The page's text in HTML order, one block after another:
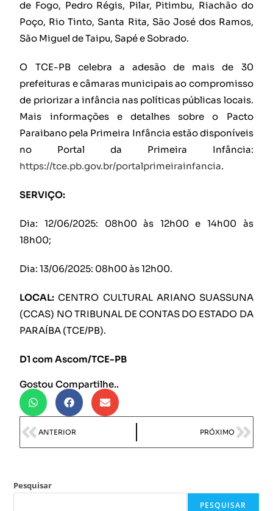
de Fogo, Pedro Régis, Pilar, Pitimbu, Riachão do
Poço, Rio Tinto, Santa Rita, São José dos Ramos,
São Miguel de Taipu, Sapé e Sobrado.
O TCE-PB celebra a adesão de mais de 30
prefeituras e câmaras municipais ao compromisso
de priorizar a infância nas políticas públicas locais.
Mais informações e detalhes sobre o Pacto
Paraibano pela Primeira Infância estão disponíveis
no Portal da Primeira Infância:
https://tce.pb.gov.br/portalprimeirainfancia.
SERVIÇO:
Dia: 12/06/2025: 08h00 às 12h00 e 14h00 às
18h00;
Dia: 13/06/2025: 08h00 às 12h00.
LOCAL: CENTRO CULTURAL ARIANO SUASSUNA
(CCAS) NO TRIBUNAL DE CONTAS DO ESTADO DA
PARAÍBA (TCE/PB).
D1 com Ascom/TCE-PB
Gostou Compartilhe..
ANTERIOR PRÓXIMO
Pesquisar
PESQUISAR